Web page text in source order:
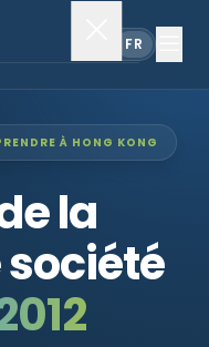
FR
À HONG KONG
la